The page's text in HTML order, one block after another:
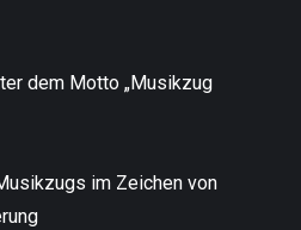
dem Motto „Musikzug
im Zeichen von